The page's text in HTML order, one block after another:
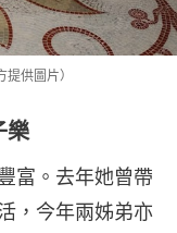
供圖片）
樂
富。去年她曾帶
，今年兩姊弟亦